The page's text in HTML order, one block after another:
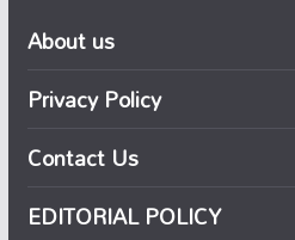
About us
Privacy Policy
Contact Us
EDITORIAL POLICY